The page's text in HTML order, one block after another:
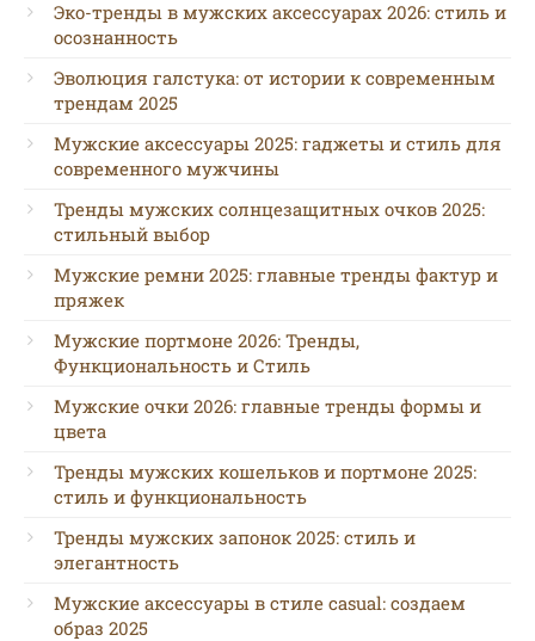
Эко-тренды в мужских аксессуарах 2026: стиль и
осознанность
Эволюция галстука: от истории к современным
трендам 2025
Мужские аксессуары 2025: гаджеты и стиль для
современного мужчины
Тренды мужских солнцезащитных очков 2025:
стильный выбор
Мужские ремни 2025: главные тренды фактур и
пряжек
Мужские портмоне 2026: Тренды,
Функциональность и Стиль
Мужские очки 2026: главные тренды формы и
цвета
Тренды мужских кошельков и портмоне 2025:
стиль и функциональность
Тренды мужских запонок 2025: стиль и
элегантность
Мужские аксессуары в стиле casual: создаем
образ 2025